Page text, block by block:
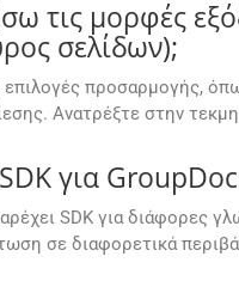
τις μορφές
σελίδων);
προσαρμογής,
Ανατρέξτε στην
για
SDK για διάφορες
σε διαφορετικά